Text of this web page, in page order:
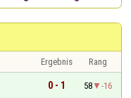
Ergebnis
Rang
0 - 1 58
-16